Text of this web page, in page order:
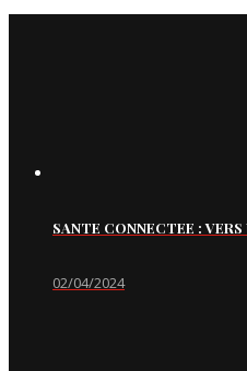
SANTE CONNECTEE :
02/04/2024